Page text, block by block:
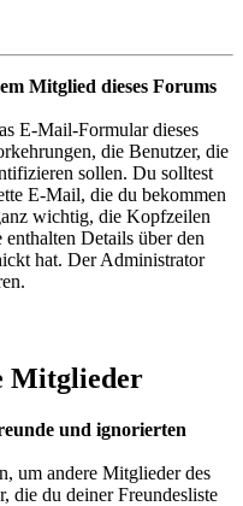
Mitglied dieses Forums
E-Mail-Formular dieses
die Benutzer, die
sollen. Du solltest
E-Mail, die du bekommen
wichtig, die Kopfzeilen
Details über den
hat. Der Administrator
Mitglieder
und ignorierten
um andere Mitglieder des
die du deiner Freundesliste